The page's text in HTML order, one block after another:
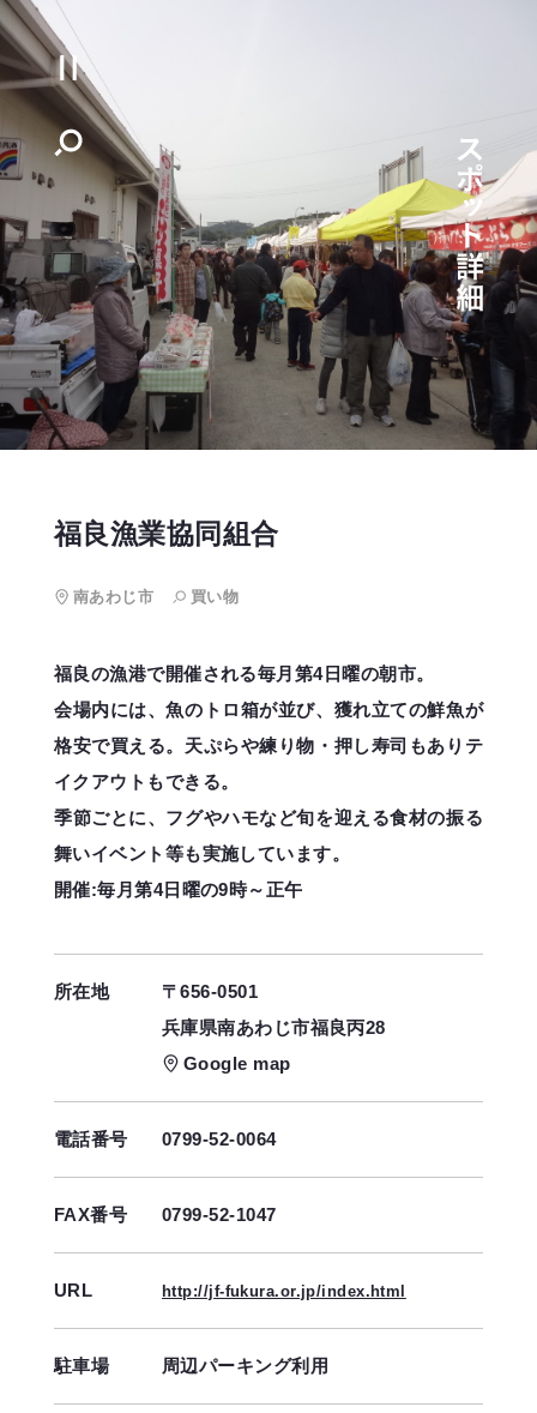
福良漁業協同組合
南あわじ市 買い物
福良の漁港で開催される毎月第4日曜の朝市。
会場内には、魚のトロ箱が並び、獲れ立ての鮮魚が
格安で買える。天ぷらや練り物・押し寿司もありテ
イクアウトもできる。
季節ごとに、フグやハモなど旬を迎える食材の振る
舞いイベント等も実施しています。
開催:毎月第4日曜の9時～正午
所在地
〒656-0501
兵庫県南あわじ市福良丙28
Google map
電話番号 0799-52-0064
FAX番号 0799-52-1047
URL http://jf-fukura.or.jp/index.html
駐車場 周辺パーキング利用